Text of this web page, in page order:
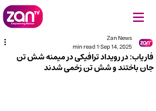
فاریاب: در رویداد ترافیکی در میمنه شش تن
جان باختند و شش تن زخمی شدند
Zan News
Sep 14, 2025
1 min read